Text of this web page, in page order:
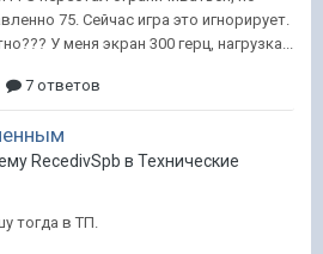
75. Сейчас игра это игнорирует.
У меня экран 300 герц, нагрузка...
7 ответов
RecedivSpb в Технические
тогда в ТП.